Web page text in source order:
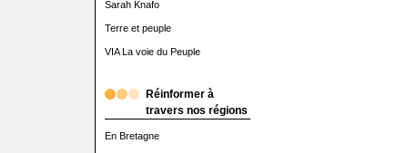
Sarah Knafo
Terre et peuple
VIA La voie du Peuple
Réinformer à
travers nos régions
En Bretagne